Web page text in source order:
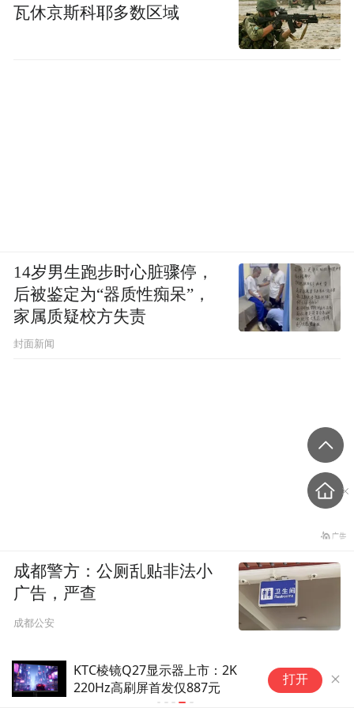
上市：2K
887元
打开
瓦休京斯科耶多数区域
14岁男生跑步时心脏骤停，
后被鉴定为“器质性痴呆”，
家属质疑校方失责
封面新闻
成都警方：公厕乱贴非法小
广告，严查
成都公安